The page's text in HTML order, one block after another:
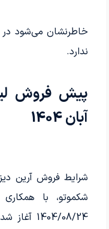
خاطرنشان می‌شود
ندارد.
پیش فروش
آبان 1404
شرایط فروش آرین
شکموتو، با
1404/